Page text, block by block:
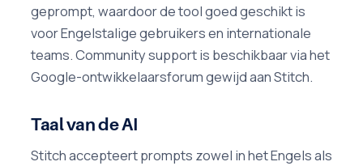
geprompt, waardoor de tool goed geschikt is
voor Engelstalige gebruikers en internationale
teams. Community support is beschikbaar via het
Google-ontwikkelaarsforum gewijd aan Stitch.
Taal van de AI
Stitch accepteert prompts zowel in het Engels als